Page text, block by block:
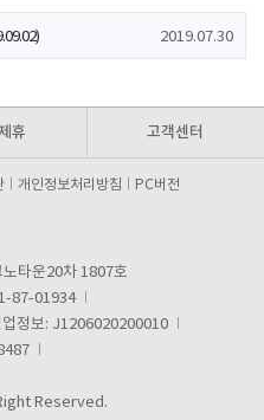
2019.07.30
휴 고객센터
개인정보처리방침 PC버전
타운20차 1807호
87-01934
업정보: J1206020200010
Reserved.